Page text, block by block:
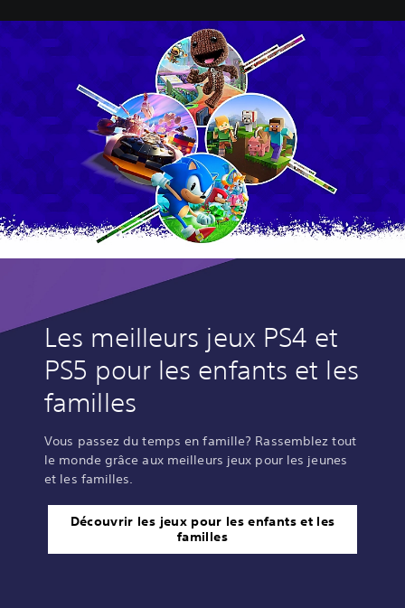
Les meilleurs jeux PS4 et
PS5 pour les enfants et les
familles
Vous passez du temps en famille? Rassemblez tout
le monde grâce aux meilleurs jeux pour les jeunes
et les familles.
Découvrir les jeux pour les enfants et les
familles